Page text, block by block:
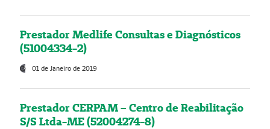
Prestador Medlife Consultas e Diagnósticos
(51004334-2)
01 de Janeiro de 2019
Prestador CERPAM – Centro de Reabilitação
S/S Ltda-ME (52004274-8)